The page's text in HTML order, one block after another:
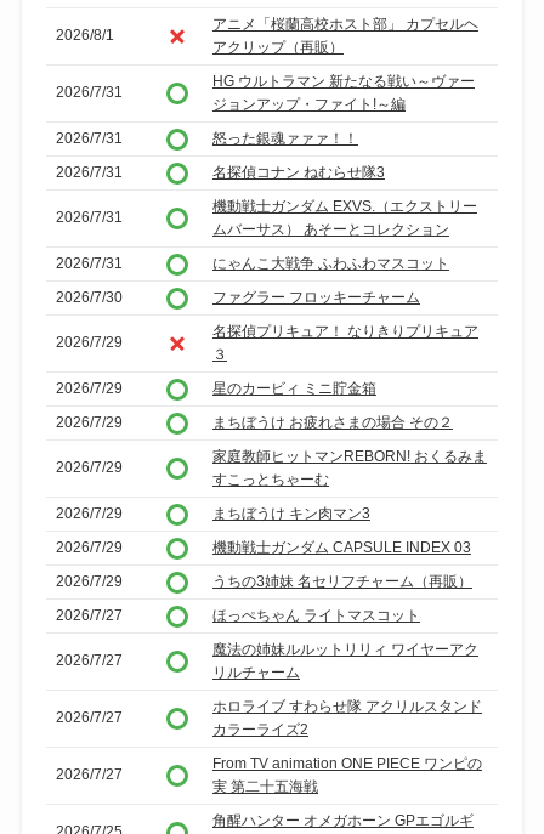
2026/8/1
アニメ「桜蘭高校ホスト部」 カプセルヘ
アクリップ（再販）
2026/7/31
HG ウルトラマン 新たなる戦い～ヴァー
ジョンアップ・ファイト!～編
2026/7/31
怒った銀魂ァァァ！！
2026/7/31
名探偵コナン ねむらせ隊3
2026/7/31
機動戦士ガンダム EXVS.（エクストリー
ムバーサス） あそーとコレクション
2026/7/31
にゃんこ大戦争 ふわふわマスコット
2026/7/30
ファグラー フロッキーチャーム
2026/7/29
名探偵プリキュア！ なりきりプリキュア
３
2026/7/29
星のカービィ ミニ貯金箱
2026/7/29
まちぼうけ お疲れさまの場合 その２
2026/7/29
家庭教師ヒットマンREBORN! おくるみま
すこっとちゃーむ
2026/7/29
まちぼうけ キン肉マン3
2026/7/29
機動戦士ガンダム CAPSULE INDEX 03
2026/7/29
うちの3姉妹 名セリフチャーム（再販）
2026/7/27
ほっぺちゃん ライトマスコット
2026/7/27
魔法の姉妹ルルットリリィ ワイヤーアク
リルチャーム
2026/7/27
ホロライブ すわらせ隊 アクリルスタンド
カラーライズ2
2026/7/27
From TV animation ONE PIECE ワンピの
実 第二十五海戦
角醒ハンター オメガホーン GPエゴルギ